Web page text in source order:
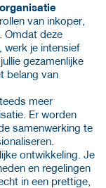
van inkoper,
Omdat deze
werk je intensief
gezamenlijke
belang van
meer
Er worden
samenwerking te
ontwikkeling. Je
en regelingen
in een prettige,